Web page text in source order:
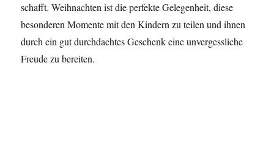
schafft. Weihnachten ist die perfekte Gelegenheit, diese
besonderen Momente mit den Kindern zu teilen und ihnen
durch ein gut durchdachtes Geschenk eine unvergessliche
Freude zu bereiten.